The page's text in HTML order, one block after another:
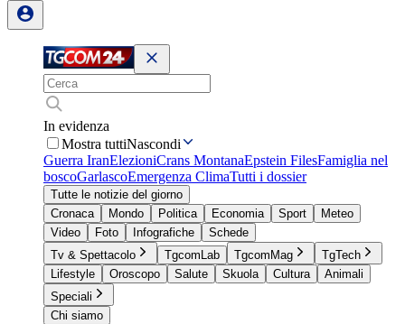
In evidenza
Mostra tuttiNascondi
Guerra IranElezioniCrans MontanaEpstein FilesFamiglia nel
boscoGarlascoEmergenza ClimaTutti i dossier
Tutte le notizie del giorno
Cronaca
Mondo Politica Economia Sport
Meteo
Video
Foto Infografiche
Schede
Tv & Spettacolo
TgcomLab TgcomMag
TgTech
Lifestyle
Oroscopo Salute Skuola Cultura
Animali
Speciali
Chi siamo